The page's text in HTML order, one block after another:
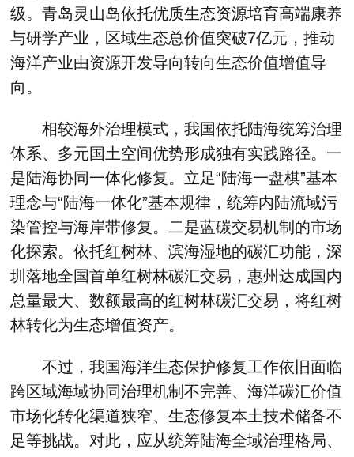
级。青岛灵山岛依托优质生态资源培育高端康养
与研学产业，区域生态总价值突破7亿元，推动
海洋产业由资源开发导向转向生态价值增值导
向。
相较海外治理模式，我国依托陆海统筹治理
体系、多元国土空间优势形成独有实践路径。一
是陆海协同一体化修复。立足“陆海一盘棋”基本
理念与“陆海一体化”基本规律，统筹内陆流域污
染管控与海岸带修复。二是蓝碳交易机制的市场
化探索。依托红树林、滨海湿地的碳汇功能，深
圳落地全国首单红树林碳汇交易，惠州达成国内
总量最大、数额最高的红树林碳汇交易，将红树
林转化为生态增值资产。
不过，我国海洋生态保护修复工作依旧面临
跨区域海域协同治理机制不完善、海洋碳汇价值
市场化转化渠道狭窄、生态修复本土技术储备不
足等挑战。对此，应从统筹陆海全域治理格局、